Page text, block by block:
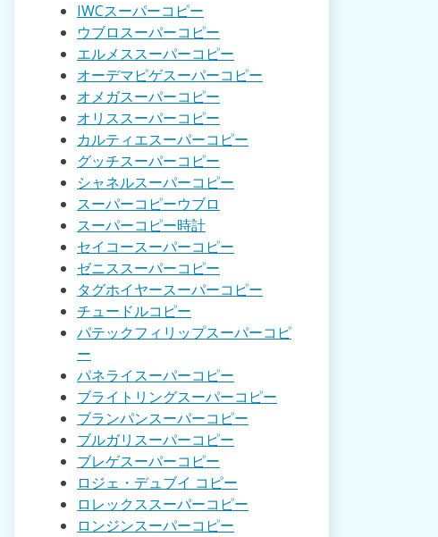
IWCスーパーコピー
ウブロスーパーコピー
エルメススーパーコピー
オーデマピゲスーパーコピー
オメガスーパーコピー
オリススーパーコピー
カルティエスーパーコピー
グッチスーパーコピー
シャネルスーパーコピー
スーパーコピーウブロ
スーパーコピー時計
セイコースーパーコピー
ゼニススーパーコピー
タグホイヤースーパーコピー
チュードルコピー
パテックフィリップスーパーコピ
ー
パネライスーパーコピー
ブライトリングスーパーコピー
ブランパンスーパーコピー
ブルガリスーパーコピー
ブレゲスーパーコピー
ロジェ・デュブイ コピー
ロレックススーパーコピー
ロンジンスーパーコピー